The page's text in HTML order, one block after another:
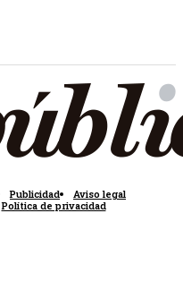
Publicidad
Aviso legal
Política de privacidad